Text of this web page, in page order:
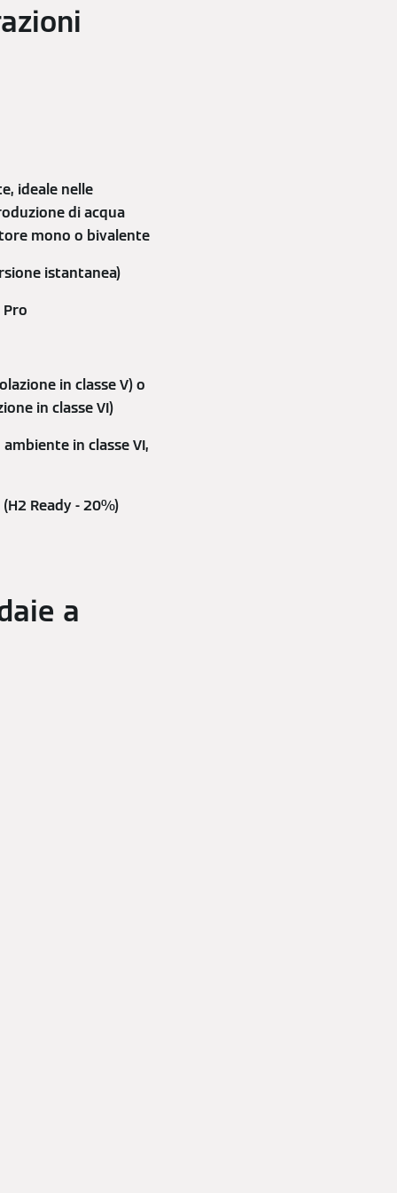
ideale nelle
di acqua
mono o bivalente
istantanea)
in classe V) o
in classe VI)
in classe VI,
Ready - 20%)
a